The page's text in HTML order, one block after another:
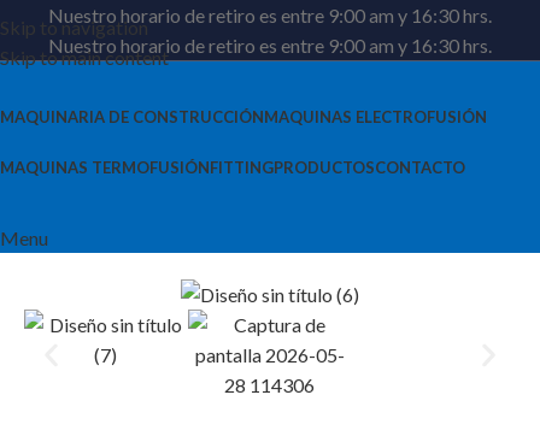
Skip to navigation
Skip to main content
Nuestro horario de retiro es entre 9:00 am y 16:30 hrs.
Nuestro horario de retiro es entre 9:00 am y 16:30 hrs.
MAQUINARIA DE CONSTRUCCIÓNMAQUINAS ELECTROFUSIÓN
MAQUINAS TERMOFUSIÓNFITTINGPRODUCTOSCONTACTO
Menu